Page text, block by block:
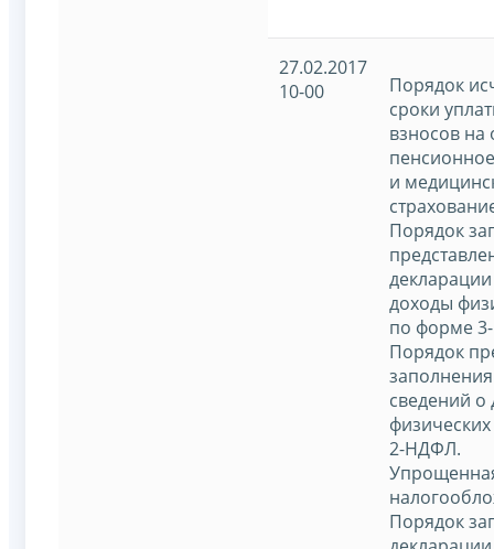
27.02.2017
10-00
Порядок
сроки
взносов на
и
Порядок
доходы
по форме
Порядок
сведений о
2-НДФЛ.
Порядок